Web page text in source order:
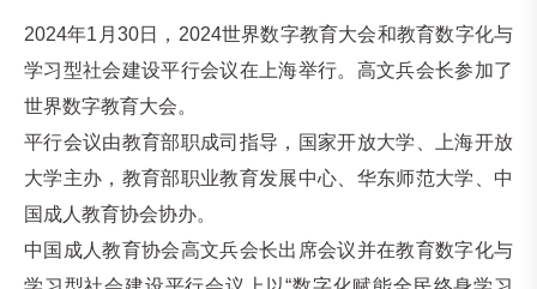
2024年1月30日，2024世界数字教育大会和教育数字化与
学习型社会建设平行会议在上海举行。高文兵会长参加了
世界数字教育大会。
平行会议由教育部职成司指导，国家开放大学、上海开放
大学主办，教育部职业教育发展中心、华东师范大学、中
国成人教育协会协办。
中国成人教育协会高文兵会长出席会议并在教育数字化与